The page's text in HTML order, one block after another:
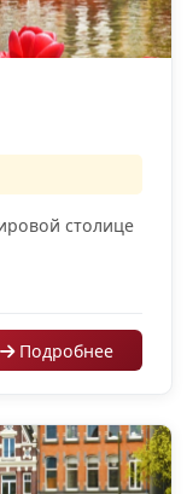
столице
Подробнее